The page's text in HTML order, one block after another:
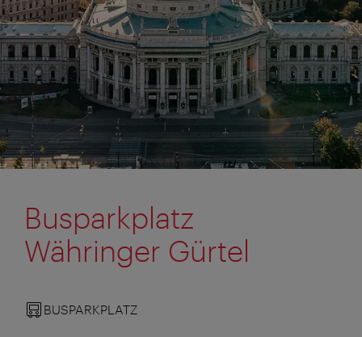
Busparkplatz
Währinger Gürtel
BUSPARKPLATZ